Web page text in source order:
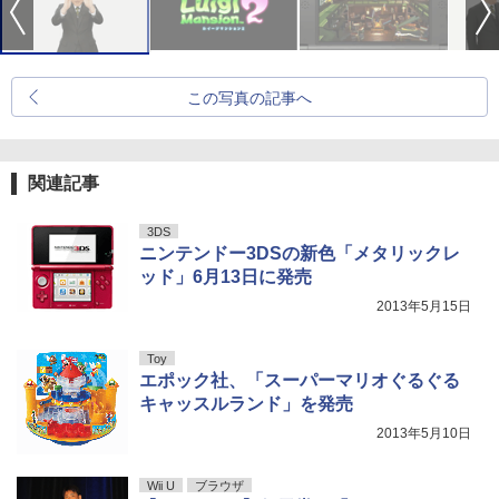
この写真の記事へ
関連記事
3DS
ニンテンドー3DSの新色「メタリックレ
ッド」6月13日に発売
2013年5月15日
Toy
エポック社、「スーパーマリオぐるぐる
キャッスルランド」を発売
2013年5月10日
Wii U ブラウザ